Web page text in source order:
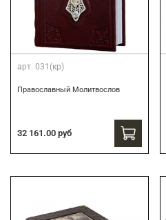
арт. 031(кр)
Православный Молитвослов
32 161.00 руб